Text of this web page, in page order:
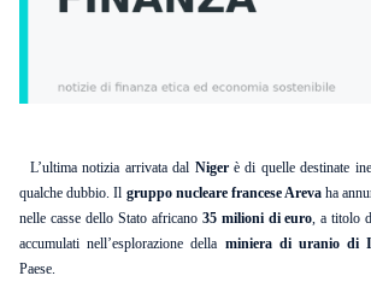
L’ultima notizia arrivata dal Nigerè di quelle destinate
qualche dubbio. Il gruppo nucleare francese Arevaha
nelle casse dello Stato africano 35 milioni di euro, a titolo
accumulati nell’esplorazione della miniera di uranio di
Paese.